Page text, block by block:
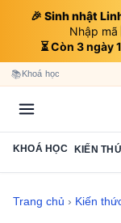
🎉 Sinh nhật
Nhập mã
⏳ Còn 3 ngày
📚Khoá học
KHOÁ HỌC KIẾN
Trang chủ › Kiến